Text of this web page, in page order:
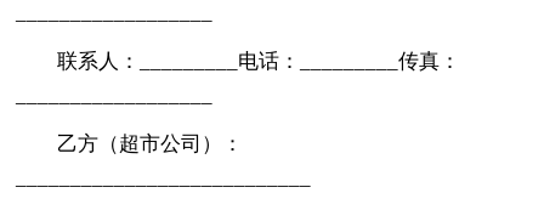
联系人：_________电话：_________传真：
乙方（超市公司）：